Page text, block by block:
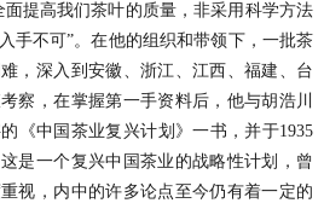
提高我们茶叶的质量，非采用科学方法
手不可”。在他的组织和带领下，一批茶
，深入到安徽、浙江、江西、福建、台
察，在掌握第一手资料后，他与胡浩川
《中国茶业复兴计划》一书，并于1935
是一个复兴中国茶业的战略性计划，曾
视，内中的许多论点至今仍有着一定的